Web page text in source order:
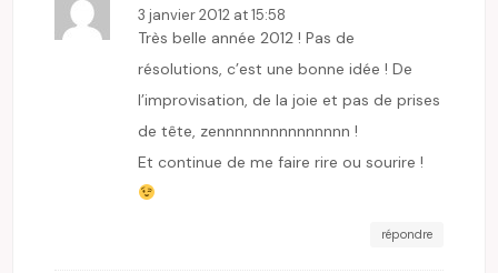
3 janvier 2012 at 15:58
Très belle année 2012 ! Pas de
résolutions, c’est une bonne idée ! De
l’improvisation, de la joie et pas de prises
de tête, zennnnnnnnnnnnnnn !
Et continue de me faire rire ou sourire !
répondre